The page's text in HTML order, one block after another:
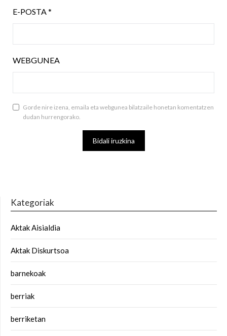
E-POSTA*
WEBGUNEA
Gorde nire izena, emaila eta webgunea bilatzaile honetan komentatzen
dudan hurrengorako.
Kategoriak
Aktak Aisialdia
Aktak Diskurtsoa
barnekoak
berriak
berriketan